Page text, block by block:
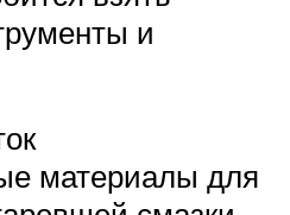
и
материалы для